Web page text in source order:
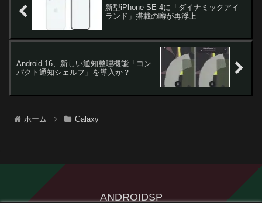
新型iPhone SE 4に「ダイナミックアイ
ランド」搭載の噂が再浮上
Android 16、新しい通知整理機能「コン
パクト通知シェルフ」を導入か？
ホーム Galaxy
ANDROIDSP